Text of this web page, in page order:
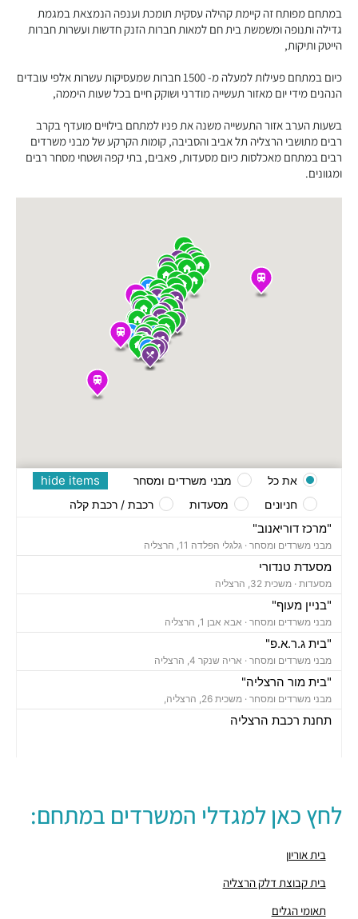
במתחם מפותח זה קיימת קהילה עסקית תומכת וענפה הנמצאת במגמת
גדילה ותנופה ומשמשת בית חם למאות חברות הזנק חדשות ועשרות חברות
הייטק ותיקות,
כיום במתחם פעילות למעלה מ- 1500 חברות שמעסיקות עשרות אלפי עובדים
הנהנים מידי יום מאזור תעשייה מודרני ושוקק חיים בכל שעות היממה,
בשעות הערב אזור התעשייה משנה את פניו למתחם בילויים מועדף בקרב
רבים מתושבי הרצליה תל אביב והסביבה, קומות הקרקע של מבני משרדים
רבים במתחם מאכלסות כיום מסעדות, פאבים, בתי קפה ושטחי מסחר רבים
ומגוונים.
"מרכז דוריאנוב"
מבני משרדים ומסחר · גלגלי הפלדה 11, הרצליה
מסעדת טנדורי
מסעדות · משכית 32, הרצליה
"בניין מעוף"
מבני משרדים ומסחר · אבא אבן 1, הרצליה
"בית ג.ר.א.פ"
מבני משרדים ומסחר · אריה שנקר 4, הרצליה
"בית מור הרצליה"
מבני משרדים ומסחר · משכית 26, הרצליה,
תחנת רכבת הרצליה
חניונים ·5R65+MG הרצליה
חניונים ·גלגלי הפלדה 11, הרצליה
מבני משרדים ומסחר ·משכית 32, הרצליה
"בית עמנואל לידר"
hide items את כל
מבני משרדים ומסחר
חניונים
מסעדות רכבת / רכבת קלה
לחץ כאן למגדלי המשרדים במתחם:
בית אוריון
בית קבוצת דלק הרצליה
תאומי הגלים